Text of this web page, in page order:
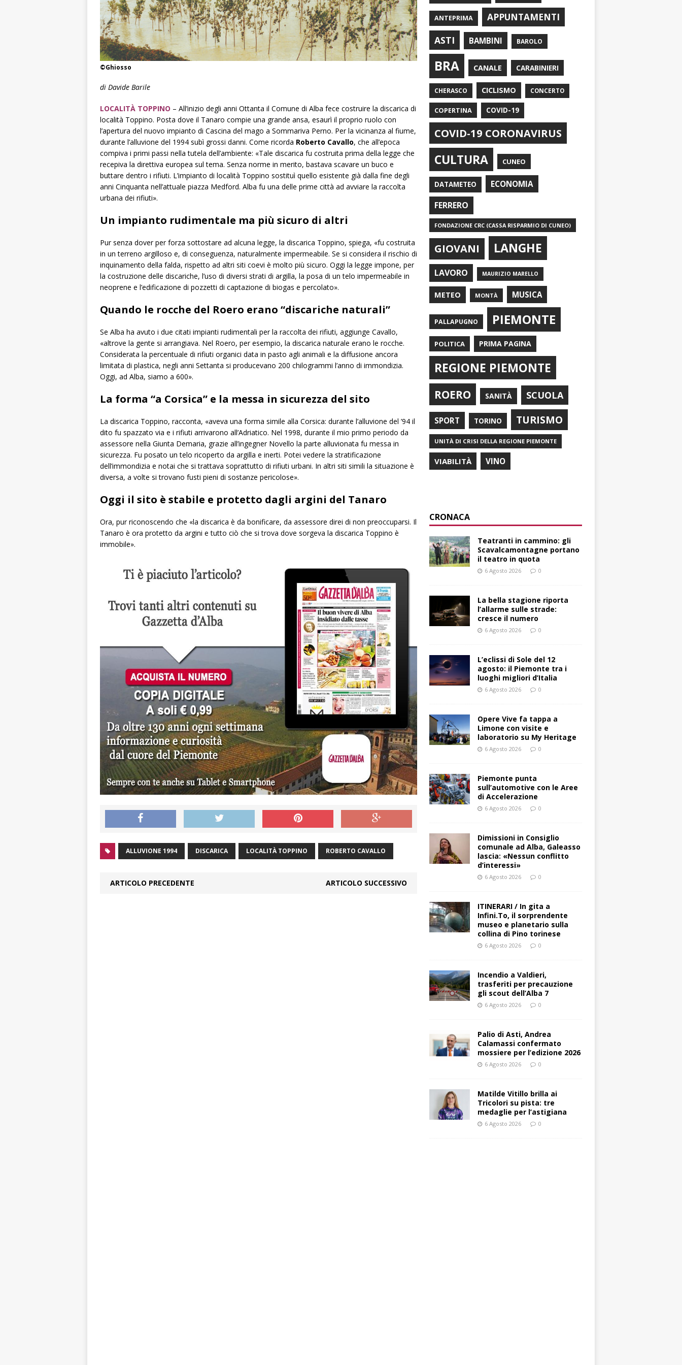
©Ghiosso
di Davide Barile
LOCALITÀ TOPPINO – All’inizio degli anni Ottanta il Comune di Alba fece costruire la discarica di
località Toppino. Posta dove il Tanaro compie una grande ansa, esaurì il proprio ruolo con
l’apertura del nuovo impianto di Cascina del mago a Sommariva Perno. Per la vicinanza al fiume,
durante l’alluvione del 1994 subì grossi danni. Come ricorda Roberto Cavallo, che all’epoca
compiva i primi passi nella tutela dell’ambiente: «Tale discarica fu costruita prima della legge che
recepiva la direttiva europea sul tema. Senza norme in merito, bastava scavare un buco e
buttare dentro i rifiuti. L’impianto di località Toppino sostituì quello esistente già dalla fine degli
anni Cinquanta nell’attuale piazza Medford. Alba fu una delle prime città ad avviare la raccolta
urbana dei rifiuti».
Un impianto rudimentale ma più sicuro di altri
Pur senza dover per forza sottostare ad alcuna legge, la discarica Toppino, spiega, «fu costruita
in un terreno argilloso e, di conseguenza, naturalmente impermeabile. Se si considera il rischio di
inquinamento della falda, rispetto ad altri siti coevi è molto più sicuro. Oggi la legge impone, per
la costruzione delle discariche, l’uso di diversi strati di argilla, la posa di un telo impermeabile in
neoprene e l’edificazione di pozzetti di captazione di biogas e percolato».
Quando le rocche del Roero erano “discariche naturali”
Se Alba ha avuto i due citati impianti rudimentali per la raccolta dei rifiuti, aggiunge Cavallo,
«altrove la gente si arrangiava. Nel Roero, per esempio, la discarica naturale erano le rocche.
Considerata la percentuale di rifiuti organici data in pasto agli animali e la diffusione ancora
limitata di plastica, negli anni Settanta si producevano 200 chilogrammi l’anno di immondizia.
Oggi, ad Alba, siamo a 600».
La forma “a Corsica” e la messa in sicurezza del sito
La discarica Toppino, racconta, «aveva una forma simile alla Corsica: durante l’alluvione del ’94 il
dito fu spazzato via e i rifiuti arrivarono all’Adriatico. Nel 1998, durante il mio primo periodo da
assessore nella Giunta Demaria, grazie all’ingegner Novello la parte alluvionata fu messa in
sicurezza. Fu posato un telo ricoperto da argilla e inerti. Potei vedere la stratificazione
dell’immondizia e notai che si trattava soprattutto di rifiuti urbani. In altri siti simili la situazione è
diversa, a volte si trovano fusti pieni di sostanze pericolose».
Oggi il sito è stabile e protetto dagli argini del Tanaro
Ora, pur riconoscendo che «la discarica è da bonificare, da assessore direi di non preoccuparsi. Il
Tanaro è ora protetto da argini e tutto ciò che si trova dove sorgeva la discarica Toppino è
immobile».
ALLUVIONE 1994 DISCARICA LOCALITÀ TOPPINO ROBERTO CAVALLO
ARTICOLO PRECEDENTE ARTICOLO SUCCESSIVO
ANTEPRIMA
APPUNTAMENTI
ASTI
BAMBINI BAROLO
BRA CANALE CARABINIERI
CHERASCO CICLISMO CONCERTO
COPERTINA COVID-19
COVID-19 CORONAVIRUS
CULTURA CUNEO
DATAMETEO ECONOMIA
FERRERO
FONDAZIONE CRC (CASSA RISPARMIO DI CUNEO)
GIOVANI LANGHE
LAVORO MAURIZIO MARELLO
METEO MONTÀ MUSICA
PALLAPUGNO PIEMONTE
POLITICA PRIMA PAGINA
REGIONE PIEMONTE
ROERO SANITÀ SCUOLA
SPORT TORINO TURISMO
UNITÀ DI CRISI DELLA REGIONE PIEMONTE
VIABILITÀ VINO
CRONACA
Teatranti in cammino: gli
Scavalcamontagne portano
il teatro in quota
6 Agosto 2026 0
La bella stagione riporta
l’allarme sulle strade:
cresce il numero
6 Agosto 2026 0
L’eclissi di Sole del 12
agosto: il Piemonte tra i
luoghi migliori d’Italia
6 Agosto 2026 0
Opere Vive fa tappa a
Limone con visite e
laboratorio su My Heritage
6 Agosto 2026 0
Piemonte punta
sull’automotive con le Aree
di Accelerazione
6 Agosto 2026 0
Dimissioni in Consiglio
comunale ad Alba, Galeasso
lascia: «Nessun conflitto
d’interessi»
6 Agosto 2026 0
ITINERARI / In gita a
Infini.To, il sorprendente
museo e planetario sulla
collina di Pino torinese
6 Agosto 2026 0
Incendio a Valdieri,
trasferiti per precauzione
gli scout dell’Alba 7
6 Agosto 2026 0
Palio di Asti, Andrea
Calamassi confermato
mossiere per l’edizione 2026
6 Agosto 2026 0
Matilde Vitillo brilla ai
Tricolori su pista: tre
medaglie per l’astigiana
6 Agosto 2026 0